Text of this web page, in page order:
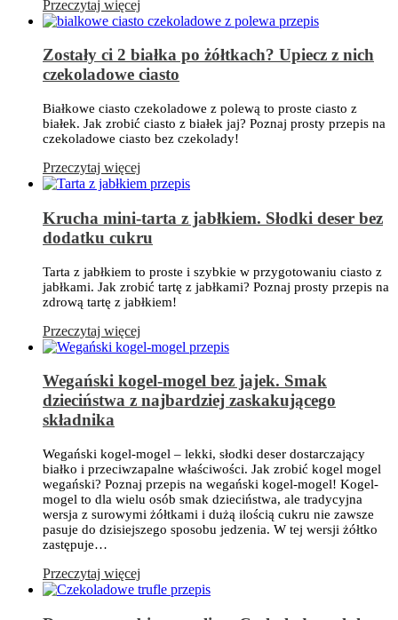
Przeczytaj więcej
Zostały ci 2 białka po żółtkach? Upiecz z nich
czekoladowe ciasto
Białkowe ciasto czekoladowe z polewą to proste ciasto z
białek. Jak zrobić ciasto z białek jaj? Poznaj prosty przepis na
czekoladowe ciasto bez czekolady!
Przeczytaj więcej
Krucha mini-tarta z jabłkiem. Słodki deser bez
dodatku cukru
Tarta z jabłkiem to proste i szybkie w przygotowaniu ciasto z
jabłkami. Jak zrobić tartę z jabłkami? Poznaj prosty przepis na
zdrową tartę z jabłkiem!
Przeczytaj więcej
Wegański kogel-mogel bez jajek. Smak
dzieciństwa z najbardziej zaskakującego
składnika
Wegański kogel-mogel – lekki, słodki deser dostarczający
białko i przeciwzapalne właściwości. Jak zrobić kogel mogel
wegański? Poznaj przepis na wegański kogel-mogel! Kogel-
mogel to dla wielu osób smak dzieciństwa, ale tradycyjna
wersja z surowymi żółtkami i dużą ilością cukru nie zawsze
pasuje do dzisiejszego sposobu jedzenia. W tej wersji żółtko
zastępuje…
Przeczytaj więcej